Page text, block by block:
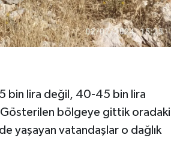
bin lira değil, 40-45 bin lira
bölgeye gittik oradaki
yaşayan vatandaşlar o dağlık